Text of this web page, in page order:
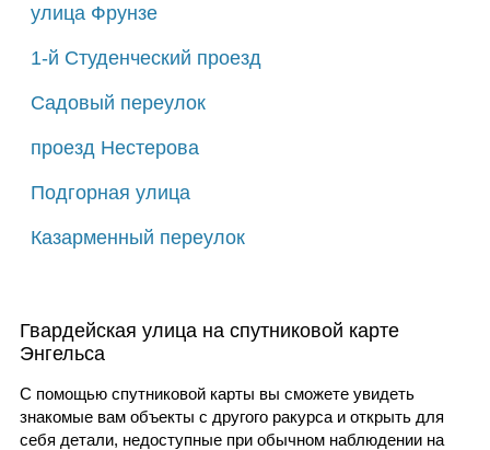
улица Фрунзе
1-й Студенческий проезд
Садовый переулок
проезд Нестерова
Подгорная улица
Казарменный переулок
Гвардейская улица на спутниковой карте
Энгельса
С помощью спутниковой карты вы сможете увидеть
знакомые вам объекты с другого ракурса и открыть для
себя детали, недоступные при обычном наблюдении на